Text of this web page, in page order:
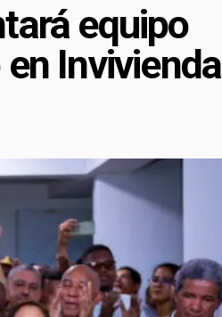
equipo
Invivienda